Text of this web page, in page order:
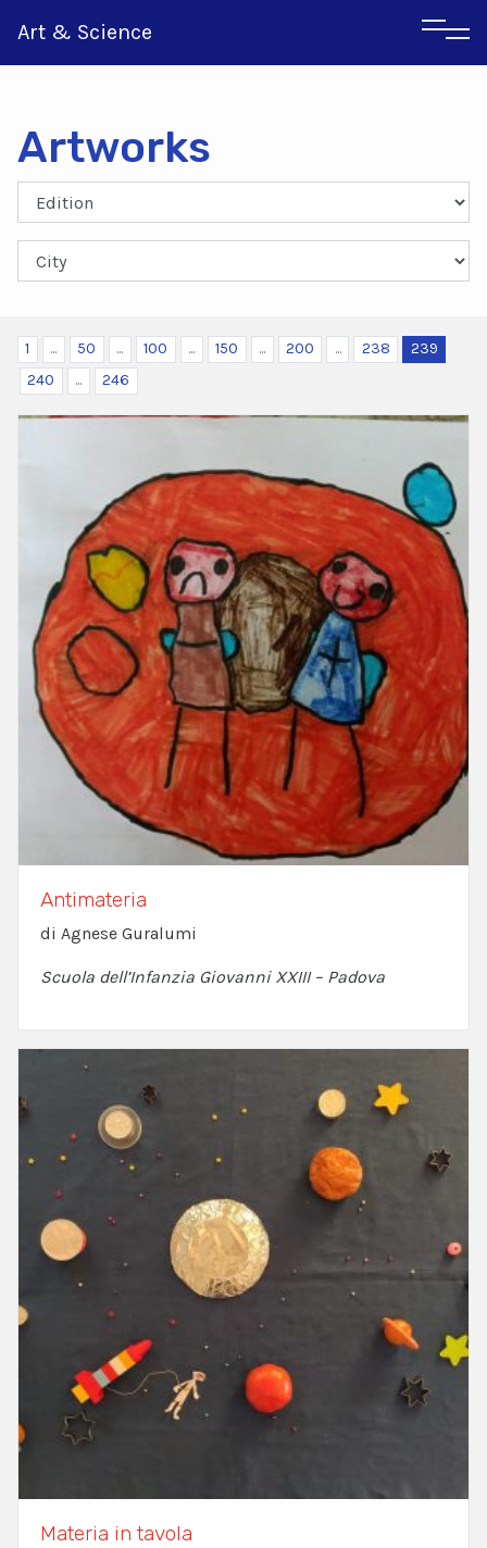
Art & Science
Greek
Artworks
1 ... 50 ... 100 ... 150 ... 200 ... 238
239
240
... 246
Antimateria
di Agnese Guralumi
Scuola dell’Infanzia Giovanni XXIII – Padova
Materia in tavola